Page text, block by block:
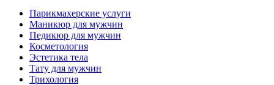
Парикмахерские услуги
Маникюр для мужчин
Педикюр для мужчин
Косметология
Эстетика тела
Тату для мужчин
Трихология